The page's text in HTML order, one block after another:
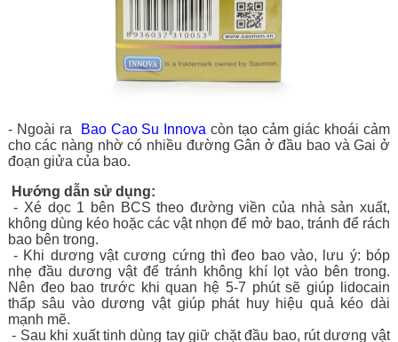
- Ngoài ra Bao Cao Su Innova còn tạo cảm giác khoái cảm
cho các nàng nhờ có nhiều đường Gân ở đầu bao và Gai ở
đoạn giửa của bao.
Hướng dẫn sử dụng:
- Xé dọc 1 bên BCS theo đường viền của nhà sản xuất,
không dùng kéo hoặc các vật nhọn để mở bao, tránh để rách
bao bên trong.
- Khi dương vật cương cứng thì đeo bao vào, lưu ý: bóp
nhẹ đầu dương vật để tránh không khí lọt vào bên trong.
Nên đeo bao trước khi quan hệ 5-7 phút sẽ giúp lidocain
thấp sâu vào dương vật giúp phát huy hiệu quả kéo dài
mạnh mẽ.
- Sau khi xuất tinh dùng tay giữ chặt đầu bao, rút dương vật